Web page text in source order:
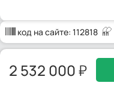
код на сайте: 112818
2 532 000